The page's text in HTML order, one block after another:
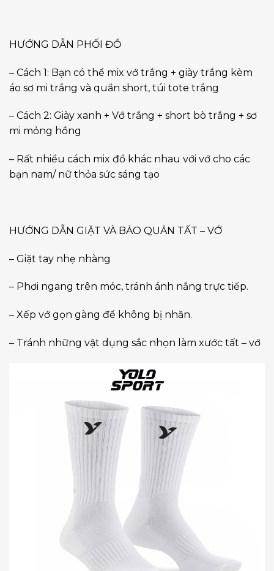
HƯỚNG DẪN PHỐI ĐỒ
– Cách 1: Bạn có thể mix vớ trắng + giày trắng kèm
áo sơ mi trắng và quần short, túi tote trắng
– Cách 2: Giày xanh + Vớ trắng + short bò trắng + sơ
mi mỏng hồng
– Rất nhiều cách mix đồ khác nhau với vớ cho các
bạn nam/ nữ thỏa sức sáng tạo
HƯỚNG DẪN GIẶT VÀ BẢO QUẢN TẤT – VỚ
– Giặt tay nhẹ nhàng
– Phơi ngang trên móc, tránh ánh nắng trực tiếp.
– Xếp vớ gọn gàng để không bị nhăn.
– Tránh những vật dụng sắc nhọn làm xước tất – vớ